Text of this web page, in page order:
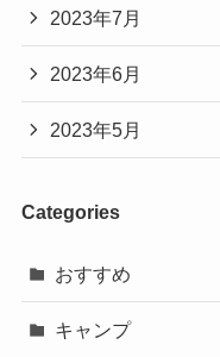
2023年7月
2023年6月
2023年5月
Categories
おすすめ
キャンプ